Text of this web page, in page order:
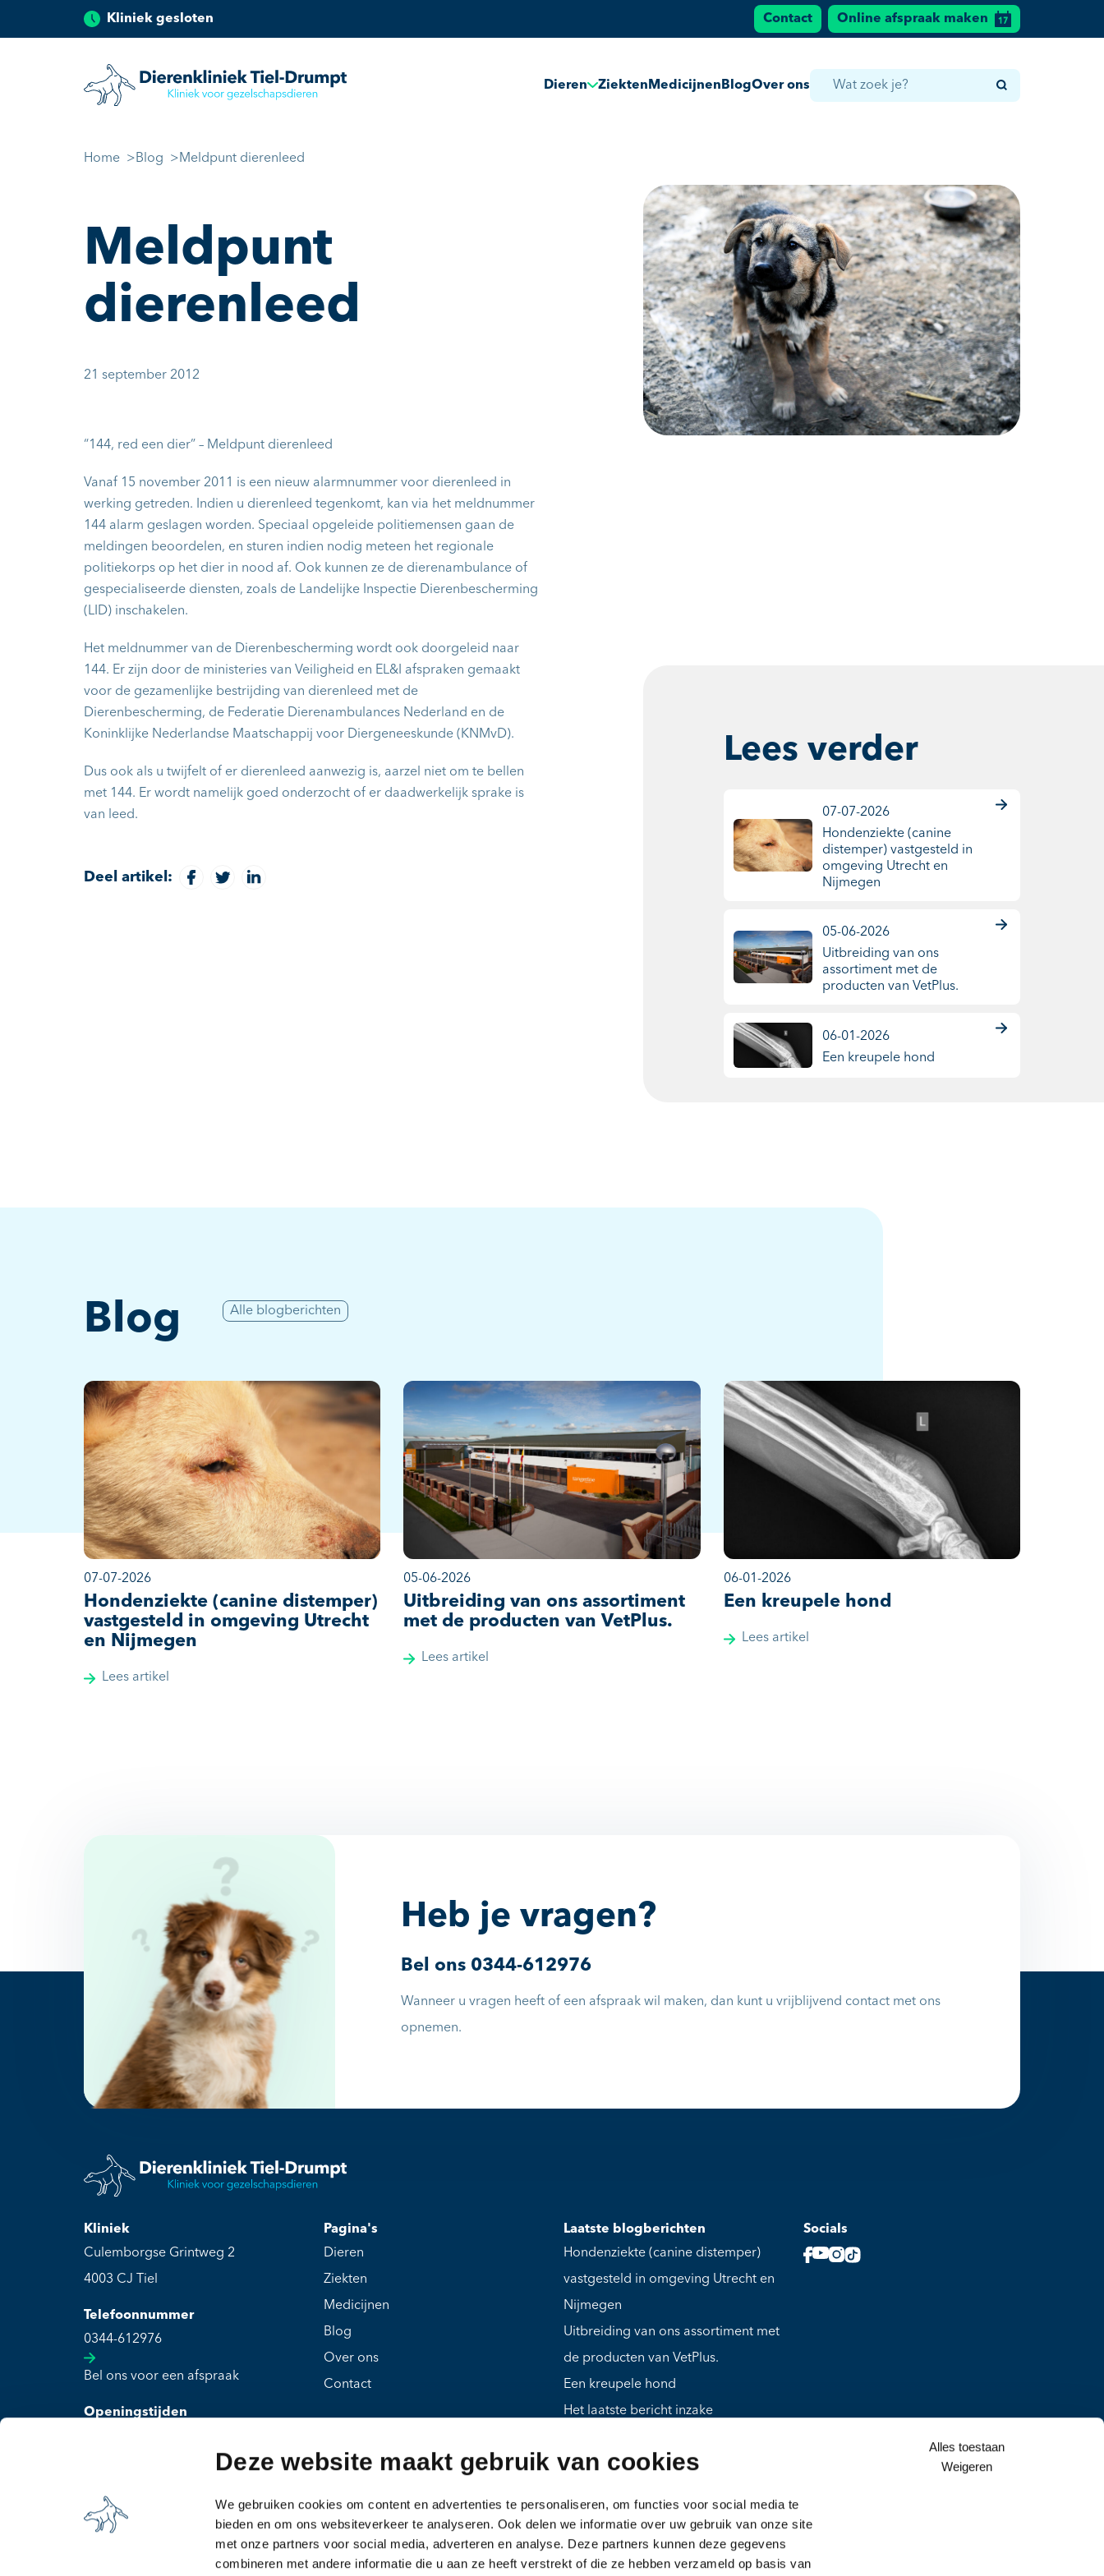
Deze website maakt gebruik van cookies
We gebruiken cookies om content en advertenties te personaliseren, om functies voor social media te
bieden en om ons websiteverkeer te analyseren. Ook delen we informatie over uw gebruik van onze site
met onze partners voor social media, adverteren en analyse. Deze partners kunnen deze gegevens
combineren met andere informatie die u aan ze heeft verstrekt of die ze hebben verzameld op basis van
Alles toestaan
Weigeren
Kliniek gesloten Contact Online afspraak maken
Dieren Ziekten Medicijnen BlogOver ons
Home Blog Meldpunt dierenleed
Meldpunt
dierenleed
21 september 2012
“144, red een dier” – Meldpunt dierenleed
Vanaf 15 november 2011 is een nieuw alarmnummer voor dierenleed in
werking getreden. Indien u dierenleed tegenkomt, kan via het meldnummer
144 alarm geslagen worden. Speciaal opgeleide politiemensen gaan de
meldingen beoordelen, en sturen indien nodig meteen het regionale
politiekorps op het dier in nood af. Ook kunnen ze de dierenambulance of
gespecialiseerde diensten, zoals de Landelijke Inspectie Dierenbescherming
(LID) inschakelen.
Het meldnummer van de Dierenbescherming wordt ook doorgeleid naar
144. Er zijn door de ministeries van Veiligheid en EL&I afspraken gemaakt
voor de gezamenlijke bestrijding van dierenleed met de
Dierenbescherming, de Federatie Dierenambulances Nederland en de
Koninklijke Nederlandse Maatschappij voor Diergeneeskunde (KNMvD).
Dus ook als u twijfelt of er dierenleed aanwezig is, aarzel niet om te bellen
met 144. Er wordt namelijk goed onderzocht of er daadwerkelijk sprake is
van leed.
Deel artikel:
Lees verder
07-07-2026
Hondenziekte (canine
distemper) vastgesteld in
omgeving Utrecht en
Nijmegen
05-06-2026
Uitbreiding van ons
assortiment met de
producten van VetPlus.
06-01-2026
Een kreupele hond
Blog Alle blogberichten
07-07-2026
Hondenziekte (canine distemper)
vastgesteld in omgeving Utrecht
en Nijmegen
Lees artikel
05-06-2026
Uitbreiding van ons assortiment
met de producten van VetPlus.
Lees artikel
06-01-2026
Een kreupele hond
Lees artikel
Heb je vragen?
Bel ons 0344-612976
Wanneer u vragen heeft of een afspraak wil maken, dan kunt u vrijblijvend contact met ons
opnemen.
Kliniek
Culemborgse Grintweg 2
4003 CJ Tiel
Telefoonnummer
0344-612976
Bel ons voor een afspraak
Openingstijden
Zaterdag t/m zondag: Gesloten
Pagina's
Dieren
Ziekten
Medicijnen
Blog
Over ons
Contact
Laatste blogberichten
Hondenziekte (canine distemper)
vastgesteld in omgeving Utrecht en
Nijmegen
Uitbreiding van ons assortiment met
de producten van VetPlus.
Een kreupele hond
Het laatste bericht inzake
Mies, een ouder hondje met
hond
Socials